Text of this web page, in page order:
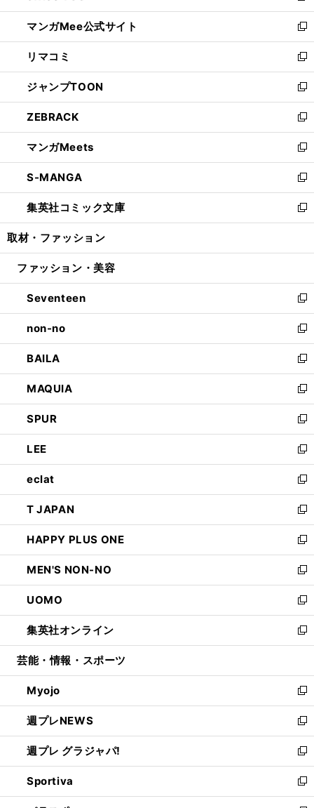
開
く
ン
ド
ウ
で
開
く
ウ
ィ
ン
ド
ウ
で
開
く
し
い
ウ
ィ
ン
ド
ウ
で
開
く
マンガMee公式サイト
新
し
い
ウ
ィ
ン
ド
ウ
で
開
く
リマコミ
新
し
い
ウ
ィ
ン
ド
ウ
で
開
く
ジャンプTOON
新
し
い
ウ
ィ
ン
ド
ウ
で
開
ZEBRACK
新
し
い
ウ
ィ
ン
ド
ウ
開
マンガMeets
新
し
い
ウ
ィ
ン
ウ
開
く
S-MANGA
新
し
い
ウ
ン
ウ
で
開
く
集英社コミック文庫
新
し
ウ
ン
ド
ウ
で
開
く
取材・ファッション
ファッション・美容
Seventeen
新
し
い
ウ
ィ
ン
ド
ウ
で
開
く
non-no
新
し
い
ウ
ィ
ン
ド
ウ
で
開
く
BAILA
新
し
い
ウ
ィ
ン
ド
ウ
で
開
く
MAQUIA
新
し
い
ウ
ィ
ン
ド
ウ
で
開
く
SPUR
新
し
い
ウ
ィ
ン
ド
ウ
で
開
く
LEE
新
し
い
ウ
ィ
ン
ド
ウ
で
開
く
eclat
新
し
い
ウ
ィ
ン
ド
ウ
で
開
く
T JAPAN
新
し
い
ウ
ィ
ン
ド
ウ
で
開
HAPPY PLUS ONE
新
し
い
ウ
ィ
ン
ド
ウ
開
く
MEN'S NON-NO
新
し
い
ウ
ィ
ン
ウ
で
開
く
UOMO
新
し
い
ウ
ン
ド
ウ
で
開
く
集英社オンライン
新
し
ウ
ィ
ン
ド
ウ
で
開
く
芸能・情報・スポーツ
Myojo
新
し
い
ウ
ィ
ン
ド
ウ
週プレNEWS
新
し
い
ウ
ィ
ン
週プレ グラジャパ!
新
し
い
ウ
Sportiva
新
し